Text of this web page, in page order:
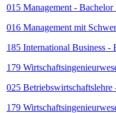
015 Management -
016 Management mit
185 International Business -
179
025
179